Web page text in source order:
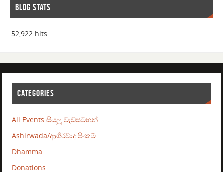
BLOG STATS
52,922 hits
CATEGORIES
All Events සියලු වැඩසටහන්
Ashirwada/ආශීර්වාද පිංකම්
Dhamma
Donations